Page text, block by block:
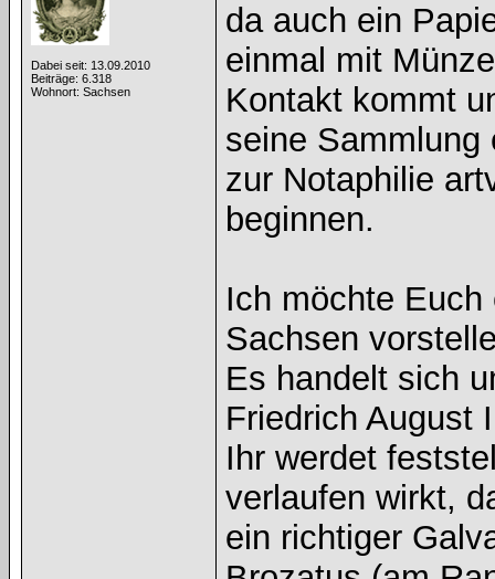
Dabei seit: 13.09.2010
Beiträge: 6.318
Wohnort: Sachsen
da auch ein
einmal mit
Kontakt kommt
seine
zur Notaphilie
beginnen.
Ich möchte Euch
Sachsen
Es handelt sich
Friedrich August
Ihr werdet
verlaufen wirkt,
ein richtiger